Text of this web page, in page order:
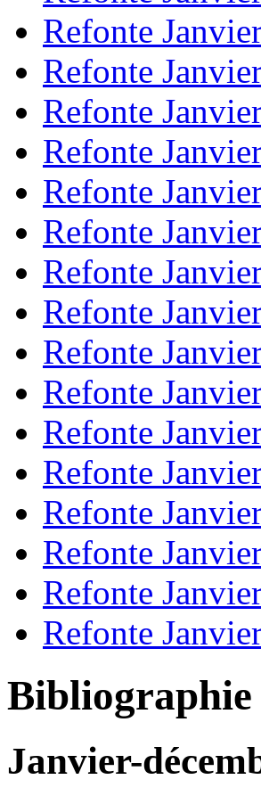
Refonte
Refonte
Refonte
Refonte
Refonte
Refonte
Refonte
Refonte
Refonte
Refonte
Refonte
Refonte
Refonte
Refonte
Refonte
Refonte
Bibliographie
Janvier-